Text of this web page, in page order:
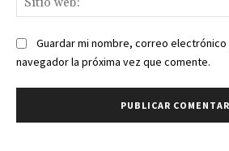
Guardar mi nombre, correo
navegador la próxima vez que comente.